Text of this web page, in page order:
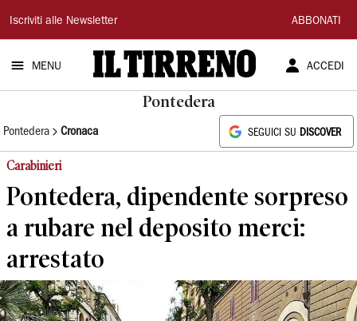
Il
Tirreno
Iscriviti alle Newsletter ABBONATI
MENU ACCEDI
Pontedera
Pontedera Cronaca SEGUICI SU DISCOVER
Carabinieri
Pontedera, dipendente sorpreso
a rubare nel deposito merci:
arrestato